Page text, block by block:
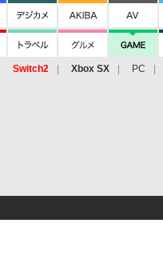
Switch2 Xbox SX PC